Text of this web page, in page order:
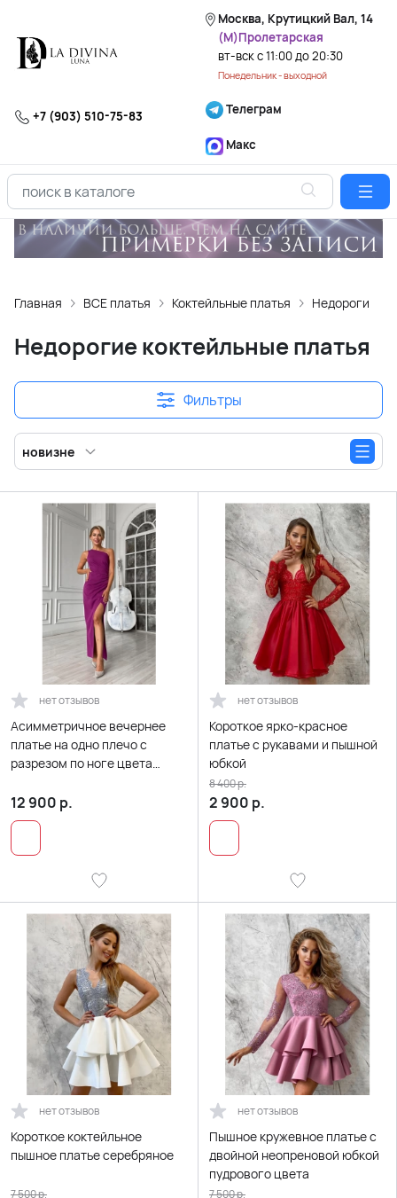
Москва, Крутицкий Вал, 14
(М)Пролетарская
вт-вск с 11:00 до 20:30
Понедельник - выходной
+7 (903) 510-75-83 Телеграм
Макс
Главная ВСЕ платья Коктейльные платья Недорогие
Недорогие коктейльные платья
Фильтры
новизне
нет отзывов
Асимметричное вечернее
платье на одно плечо с
разрезом по ноге цвета
12 900 р.
нет отзывов
Короткое ярко-красное
платье с рукавами и пышной
юбкой
2 900 р.
8 400р.
нет отзывов
Короткое коктейльное
пышное платье серебряное
7 500р.
нет отзывов
Пышное кружевное платье с
двойной неопреновой юбкой
пудрового цвета
7 500р.